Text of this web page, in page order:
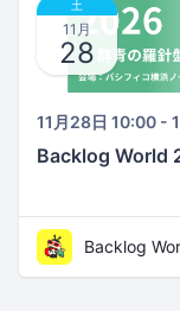
土
11月
28
11月28日 10:00 -
Backlog World
Backlog